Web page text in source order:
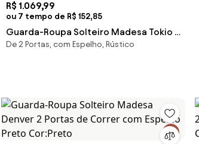
R$ 1.069,99
ou 7 tempo de R$ 152,85
Guarda-Roupa Solteiro Madesa Tokio 2
Portas de Correr com Espelho 2
De 2 Portas, com Espelho, Rústico